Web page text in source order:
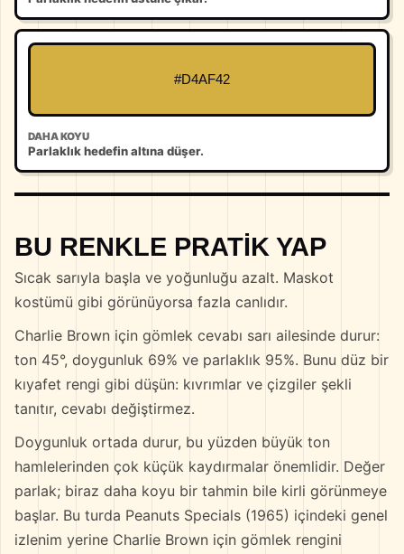
#D4AF42
DAHA KOYU
Parlaklık hedefin altına düşer.
BU RENKLE PRATIK YAP
Sıcak sarıyla başla ve yoğunluğu azalt. Maskot
kostümü gibi görünüyorsa fazla canlıdır.
Charlie Brown için gömlek cevabı sarı ailesinde durur:
ton 45°, doygunluk 69% ve parlaklık 95%. Bunu düz bir
kıyafet rengi gibi düşün: kıvrımlar ve çizgiler şekli
tanıtır, cevabı değiştirmez.
Doygunluk ortada durur, bu yüzden büyük ton
hamlelerinden çok küçük kaydırmalar önemlidir. Değer
parlak; biraz daha koyu bir tahmin bile kirli görünmeye
başlar. Bu turda Peanuts Specials (1965) içindeki genel
izlenim yerine Charlie Brown için gömlek rengini